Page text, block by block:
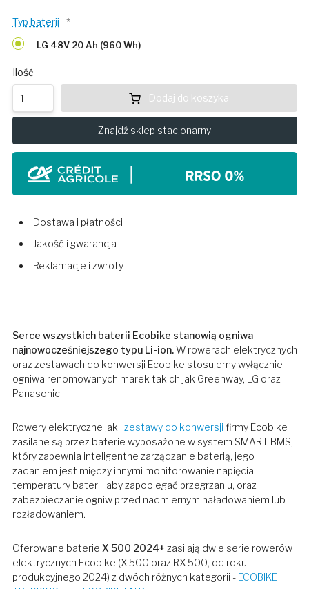
Typ baterii *
LG 48V 20 Ah (960 Wh)
Ilość
Dodaj do koszyka
Znajdź sklep stacjonarny
Dostawa i płatności
Jakość i gwarancja
Reklamacje i zwroty
Serce wszystkich baterii Ecobike stanowią ogniwa
najnowocześniejszego typu Li-ion.W rowerach elektrycznych
oraz zestawach do konwersji Ecobike stosujemy wyłącznie
ogniwa renomowanych marek takich jak Greenway, LG oraz
Panasonic.
Rowery elektryczne jak i zestawy do konwersji firmy Ecobike
zasilane są przez baterie wyposażone w system SMART BMS,
który zapewnia inteligentne zarządzanie baterią, jego
zadaniem jest między innymi monitorowanie napięcia i
temperatury baterii, aby zapobiegać przegrzaniu, oraz
zabezpieczanie ogniw przed nadmiernym naładowaniem lub
rozładowaniem.
Oferowane baterie X 500 2024+ zasilają dwie serie rowerów
elektrycznych Ecobike (X 500 oraz RX 500, od roku
produkcyjnego 2024) z dwóch różnych kategorii - ECOBIKE